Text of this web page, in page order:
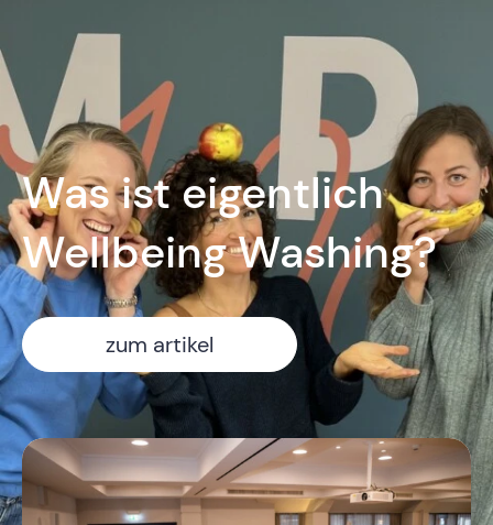
Was ist eigentlich
Wellbeing Washing?
zum artikel